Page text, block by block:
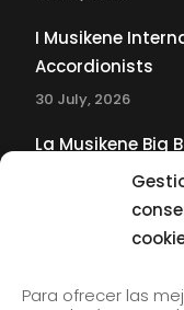
Para ofrecer las
I Musikene
Accordionists
30 July, 2026
La Musikene
Tolliver en el 61